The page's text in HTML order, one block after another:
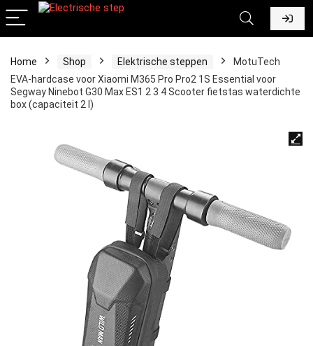
Home Shop Elektrische steppen
MotuTech
EVA-hardcase voor Xiaomi M365 Pro Pro2 1S Essential voor
Segway Ninebot G30 Max ES1 2 3 4 Scooter fietstas waterdichte
box (capaciteit 2 l)